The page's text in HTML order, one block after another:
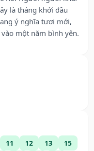
là tháng khởi đầu
ý nghĩa tươi mới,
một năm bình yên.
11 12 13
15